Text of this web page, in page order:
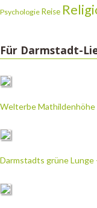
Psychologie Reise
Für Darmstadt-
Welterbe Mathildenhöhe
Darmstadts grüne Lunge